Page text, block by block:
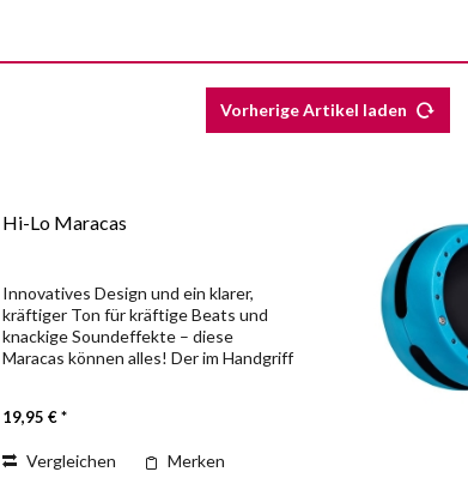
Vorherige Artikel laden
Hi-Lo Maracas
Innovatives Design und ein klarer,
kräftiger Ton für kräftige Beats und
knackige Soundeffekte – diese
Maracas können alles! Der im Handgriff
Spiel. Verpackt im farbigen...
19,95 € *
Vergleichen Merken